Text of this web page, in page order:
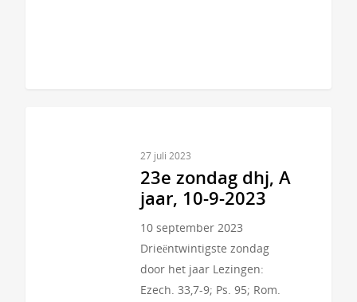
27 juli 2023
23e zondag dhj, A
jaar, 10-9-2023
10 september 2023
Drieëntwintigste zondag
door het jaar Lezingen:
Ezech. 33,7-9; Ps. 95; Rom.